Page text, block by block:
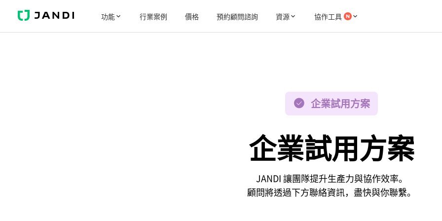
J
N
功能 行業案例 價格 預約顧問諮詢 資源 協作工具
企業試用方案
企業試用方案
JANDI 讓團隊提升生產力與協作效率。
顧問將透過下方聯絡資訊，盡快與你聯繫。